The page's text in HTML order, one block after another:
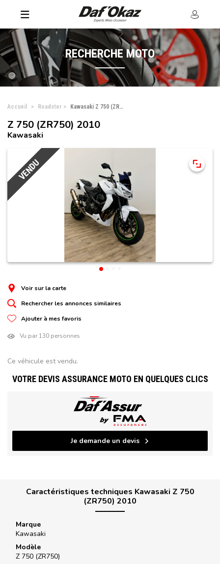
RECHERCHE MOTO
Accueil Roadster Kawasaki Z 750 (ZR750)
VENDU
Z 750 (ZR750) 2010
Kawasaki
Voir sur la carte
Rechercher les annonces similaires
Ajouter à mes favoris
Vu par 130 personnes
Ce véhicule est vendu.
VOTRE DEVIS ASSURANCE MOTO EN QUELQUES CLICS
Je demande un devis
Caractéristiques techniques Kawasaki Z 750
(ZR750) 2010
Marque
Kawasaki
Modèle
Z 750 (ZR750)